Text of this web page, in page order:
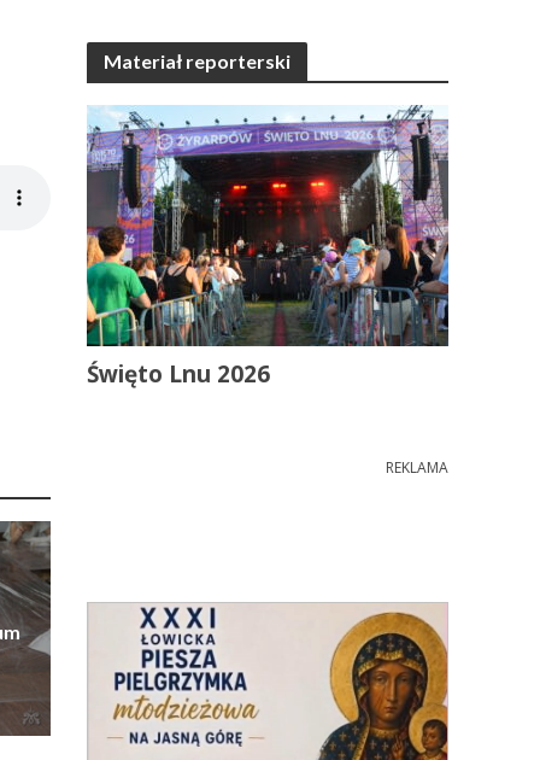
Materiał reporterski
Święto Lnu 2026
REKLAMA